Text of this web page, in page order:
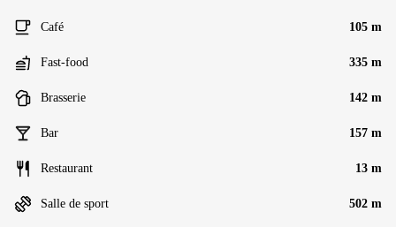
Café 105 m
Fast-food 335 m
Brasserie 142 m
Bar 157 m
Restaurant 13 m
Salle de sport 502 m